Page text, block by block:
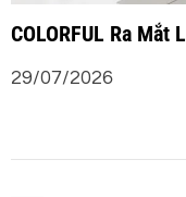
COLORFUL Ra
29/07/2026